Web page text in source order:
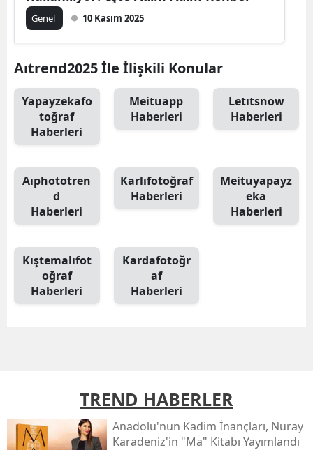
Genel 10 Kasım 2025
Aıtrend2025 İle İlişkili Konular
Yapayzekafo
toğraf
Haberleri
Meituapp
Haberleri
Letıtsnow
Haberleri
Aıphototren
d
Haberleri
Karlıfotoğraf
Haberleri
Meituyapayz
eka
Haberleri
Kıştemalıfot
oğraf
Haberleri
Kardafotoğr
af
Haberleri
TREND HABERLER
Anadolu'nun Kadim İnançları, Nuray
Karadeniz'in "ma" Kitabı Yayımlandı